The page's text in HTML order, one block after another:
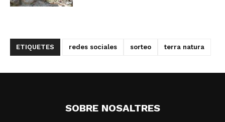
ETIQUETES redes sociales sorteo terra natura
SOBRE NOSALTRES